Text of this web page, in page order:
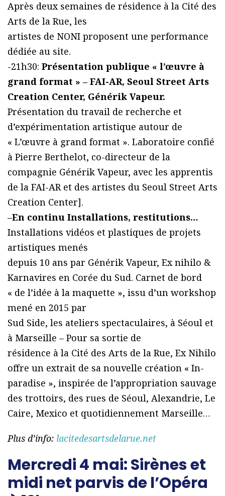
Après deux semaines de résidence à la Cité des
Arts de la Rue, les
artistes de NONI proposent une performance
dédiée au site.
-21h30: Présentation publique « l’œuvre à
grand format » – FAI-AR, Seoul Street Arts
Creation Center, Générik Vapeur.
Présentation du travail de recherche et
d’expérimentation artistique autour de
« L’œuvre à grand format ». Laboratoire confié
à Pierre Berthelot, co-directeur de la
compagnie Générik Vapeur, avec les apprentis
de la FAI-AR et des artistes du Seoul Street Arts
Creation Center].
–En continu Installations, restitutions…
Installations vidéos et plastiques de projets
artistiques menés
depuis 10 ans par Générik Vapeur, Ex nihilo &
Karnavires en Corée du Sud. Carnet de bord
« de l’idée à la maquette », issu d’un workshop
mené en 2015 par
Sud Side, les ateliers spectaculaires, à Séoul et
à Marseille – Pour sa sortie de
résidence à la Cité des Arts de la Rue, Ex Nihilo
offre un extrait de sa nouvelle création « In-
paradise », inspirée de l’appropriation sauvage
des trottoirs, des rues de Séoul, Alexandrie, Le
Caire, Mexico et quotidiennement Marseille…
Plus d’info: lacitedesartsdelarue.net
Mercredi 4 mai: Sirènes et
midi net parvis de l’Opéra